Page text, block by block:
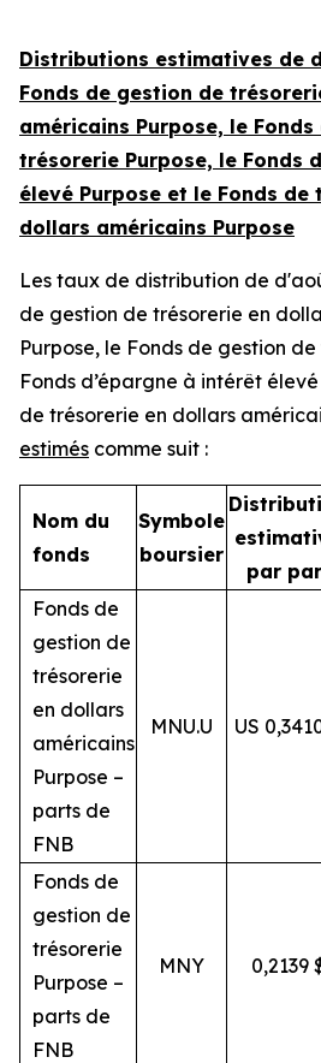
Distributions estimatives de
Fonds de gestion de
américains Purpose, le
trésorerie Purpose, le Fonds
élevé Purpose et le Fonds de
dollars américains Purpose
Les taux de distribution de
de gestion de trésorerie en
Purpose, le Fonds de gestion
Fonds d’épargne à intérêt
de trésorerie en dollars
estimés comme suit :
Nom du
fonds
Symbole
boursier
par
Fonds de
gestion de
trésorerie
en dollars
américains
Purpose –
parts de
FNB
MNU.U US
Fonds de
gestion de
trésorerie
Purpose –
parts de
FNB
MNY 0,2139